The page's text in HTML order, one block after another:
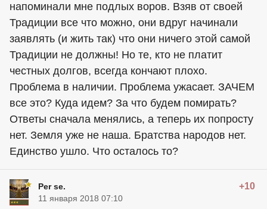
напоминали мне подлых воров. Взяв от своей
Традиции все что можно, они вдруг начинали
заявлять (и жить так) что они ничего этой самой
Традиции не должны! Но те, кто не платит
честных долгов, всегда кончают плохо.
Проблема в наличии. Проблема ужасает. ЗАЧЕМ
все это? Куда идем? За что будем помирать?
Ответы сначала менялись, а теперь их попросту
нет. Земля уже не наша. Братства народов нет.
Единство ушло. Что осталось то?
Per se. +10
11 января 2018 07:10